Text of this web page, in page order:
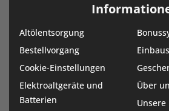
Altölentsorgung
Bestellvorgang
Cookie-Einstellungen
Elektroaltgeräte und
Batterien
Über